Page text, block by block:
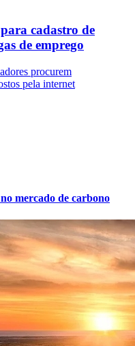
cadastro de
de emprego
procurem
pela internet
mercado de carbono